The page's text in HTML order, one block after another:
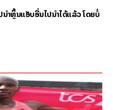
ນຳຫຼິ້ນແອັບອື່ນໄປນຳໄດ້ແລ້ວ ໂດຍບໍ່